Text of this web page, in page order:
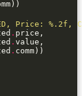
Price: %.2f ,
.
.
.